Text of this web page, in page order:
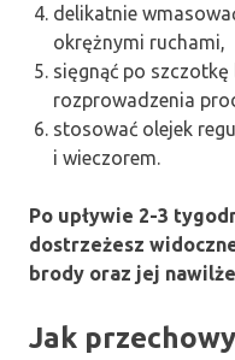
delikatnie
okrężnymi ruchami,
sięgnąć po
rozprowadzenia
stosować olejek
i wieczorem.
Po upływie 2-3
dostrzeżesz
brody oraz jej
Jak